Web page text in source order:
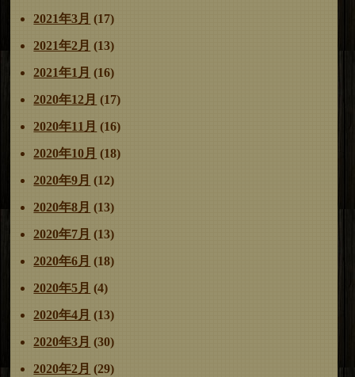
2021年3月 (17)
2021年2月 (13)
2021年1月 (16)
2020年12月 (17)
2020年11月 (16)
2020年10月 (18)
2020年9月 (12)
2020年8月 (13)
2020年7月 (13)
2020年6月 (18)
2020年5月 (4)
2020年4月 (13)
2020年3月 (30)
2020年2月 (29)